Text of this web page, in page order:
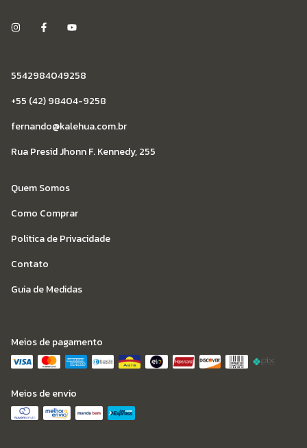
5542984049258
+55 (42) 98404-9258
fernando@kalehua.com.br
Rua Presid Jhonn F. Kennedy, 255
Quem Somos
Como Comprar
Politica de Privacidade
Contato
Guia de Medidas
Meios de pagamento
Meios de envio